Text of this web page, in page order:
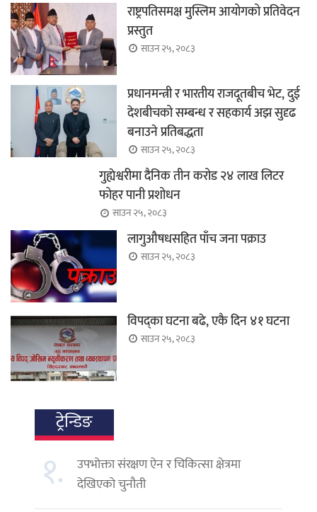
राष्ट्रपतिसमक्ष मुस्लिम आयोगको प्रतिवेदन
प्रस्तुत
साउन २५, २०८३
प्रधानमन्त्री र भारतीय राजदूतबीच भेट, दुई
देशबीचको सम्बन्ध र सहकार्य अझ सुदृढ
बनाउने प्रतिबद्धता
साउन २५, २०८३
गुह्येश्वरीमा दैनिक तीन करोड २४ लाख लिटर
फोहर पानी प्रशोधन
साउन २५, २०८३
लागुऔषधसहित पाँच जना पक्राउ
साउन २५, २०८३
विपद्का घटना बढे, एकै दिन ४१ घटना
साउन २५, २०८३
ट्रेन्डिङ
१.
उपभोक्ता संरक्षण ऐन र चिकित्सा क्षेत्रमा
देखिएको चुनौती